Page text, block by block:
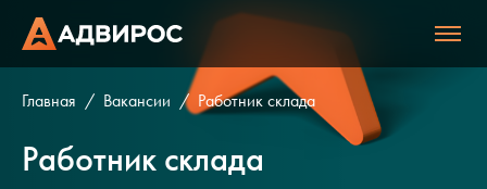
Главная Вакансии Работник склада
Работник склада